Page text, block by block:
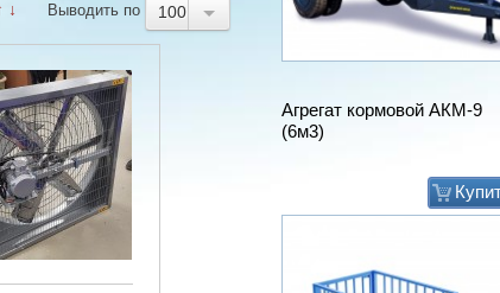
Агрегат кормовой АКМ-9
(6м3)
↓ Выводить по 100